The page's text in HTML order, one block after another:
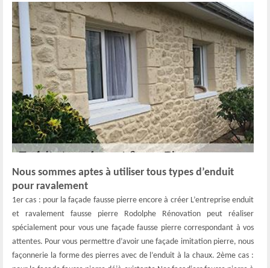
Nous sommes aptes à utiliser tous types d’enduit
pour ravalement
1er cas : pour la façade fausse pierre encore à créer L’entreprise enduit
et ravalement fausse pierre Rodolphe Rénovation peut réaliser
spécialement pour vous une façade fausse pierre correspondant à vos
attentes. Pour vous permettre d’avoir une façade imitation pierre, nous
façonnerie la forme des pierres avec de l’enduit à la chaux. 2ème cas :